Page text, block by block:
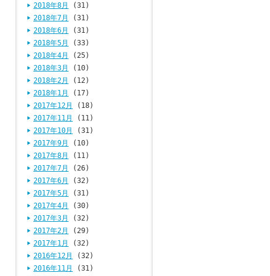
2018年8月
(31)
2018年7月
(31)
2018年6月
(31)
2018年5月
(33)
2018年4月
(25)
2018年3月
(10)
2018年2月
(12)
2018年1月
(17)
2017年12月
(18)
2017年11月
(11)
2017年10月
(31)
2017年9月
(10)
2017年8月
(11)
2017年7月
(26)
2017年6月
(32)
2017年5月
(31)
2017年4月
(30)
2017年3月
(32)
2017年2月
(29)
2017年1月
(32)
2016年12月
(32)
2016年11月
(31)